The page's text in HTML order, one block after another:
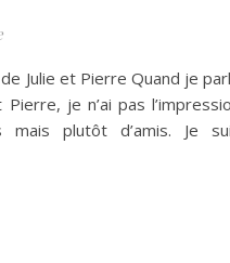
Julie et Pierre Quand je
je n’ai pas
plutôt d’amis. Je